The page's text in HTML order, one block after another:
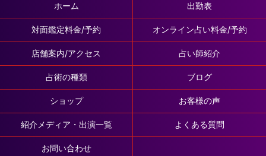
ホーム 出勤表
対面鑑定料金/予約 オンライン占い料金/予約
店舗案内/アクセス 占い師紹介
占術の種類 ブログ
ショップ お客様の声
紹介メディア・出演一覧 よくある質問
お問い合わせ